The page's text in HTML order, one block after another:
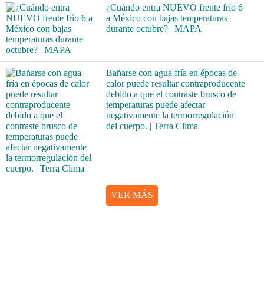
¿Cuándo entra NUEVO frente frío 6
a México con bajas temperaturas
durante octubre? | MAPA
Bañarse con agua fría en épocas de
calor puede resultar contraproducente
debido a que el contraste brusco de
temperaturas puede afectar
negativamente la termorregulación
del cuerpo. | Terra Clima
VER MÁS